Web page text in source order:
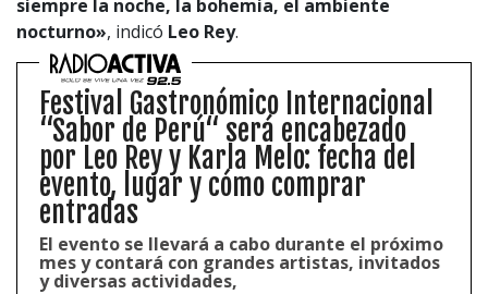
siempre la noche, la bohemia, el ambiente
nocturno», indicó Leo Rey.
Festival Gastronómico Internacional
“Sabor de Perú“ será encabezado
por Leo Rey y Karla Melo: fecha del
evento, lugar y cómo comprar
entradas
El evento se llevará a cabo durante el próximo
mes y contará con grandes artistas, invitados
y diversas actividades,